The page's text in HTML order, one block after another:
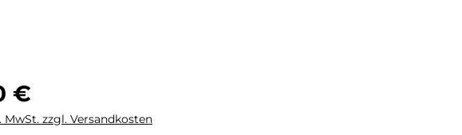
€
MwSt. zzgl. Versandkosten